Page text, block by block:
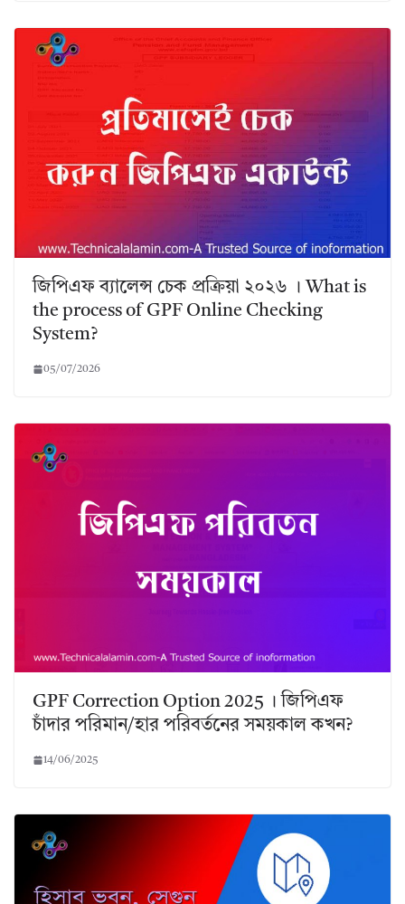
জিপিএফ ব্যালেন্স চেক প্রক্রিয়া ২০২৬ । What is
the process of GPF Online Checking
System?
05/07/2026
GPF Correction Option 2025 । জিপিএফ
চাঁদার পরিমান/হার পরিবর্তনের সময়কাল কখন?
14/06/2025